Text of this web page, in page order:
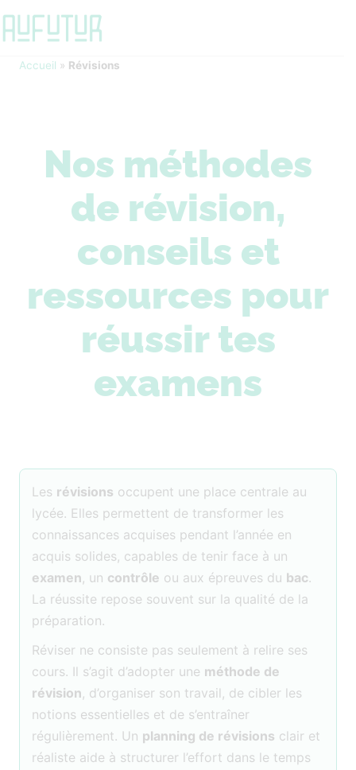
Accueil » Révisions
Nos méthodes
de révision,
conseils et
ressources pour
réussir tes
examens
Les révisions occupent une place centrale au
lycée. Elles permettent de transformer les
connaissances acquises pendant l’année en
acquis solides, capables de tenir face à un
examen, un contrôle ou aux épreuves du bac.
La réussite repose souvent sur la qualité de la
préparation.
Réviser ne consiste pas seulement à relire ses
cours. Il s’agit d’adopter une méthode de
révision, d’organiser son travail, de cibler les
notions essentielles et de s’entraîner
régulièrement. Un planning de révisions clair et
réaliste aide à structurer l’effort dans le temps